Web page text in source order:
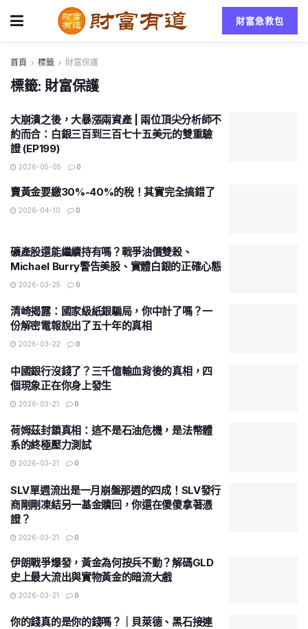
財富急救包
首頁 標籤 財富保護
標籤:財富保護
大崩潰之後，大暴漲兩資產 | 兩位頂尖分析師不
約而合：白銀三百到三百七十五美元的雙重驗
證 (EP199)
2026-05-05 0
賣黃金要繳30%-40%的稅！其實完全搞錯了
2026-04-10 0
礦產股還能繼續持有嗎？戰爭油價雙殺、
Michael Burry警告美股、實體白銀的正確心態
2026-03-25 0
清崎揭露：國家級紙銀騙局，你中計了嗎？一
份解密電報說出了五十年的真相
2026-03-22 0
中國銀行沒錢了？三千億輸血背後的真相，四
個現象正在你身上發生
2026-03-21 0
荷姆茲封鎖真相：這不是石油危機，是法幣體
系的終極壓力測試
2026-03-21 0
SLV單週流出是一月崩盤那週的四成！SLV發行
商剛剛凍結另一基金贖回，你還在傻傻拿著憑
證？
2026-03-21 0
伊朗戰爭爆發，黃金為何按兵不動？解碼GLD
史上最大流出與實物黃金的暗流大戲
2026-03-21 0
你的錢真的是你的錢嗎？｜貝萊德、黑石接連